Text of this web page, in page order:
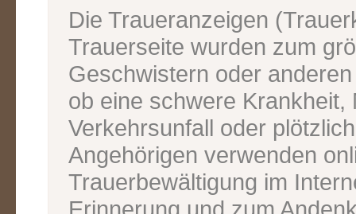
Die Traueranzeigen
Trauerseite wurden zum
Geschwistern oder
ob eine schwere Krankheit,
Verkehrsunfall oder
Angehörigen verwenden
Trauerbewältigung im